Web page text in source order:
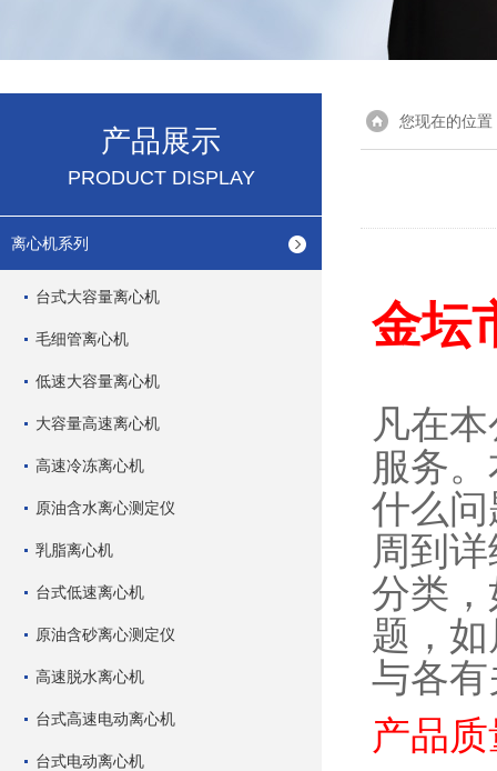
产品展示
PRODUCT DISPLAY
离心机系列
台式大容量离心机
毛细管离心机
低速大容量离心机
大容量高速离心机
高速冷冻离心机
原油含水离心测定仪
乳脂离心机
台式低速离心机
原油含砂离心测定仪
高速脱水离心机
台式高速电动离心机
台式电动离心机
您现在的位置
金坛
凡在
服务
什么
周到
分类
题，
与各
产品